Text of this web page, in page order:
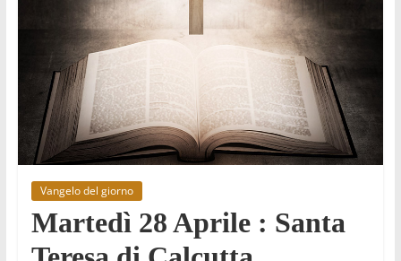
parrocchia
Vangelo del giorno
Martedì 28 Aprile : Santa